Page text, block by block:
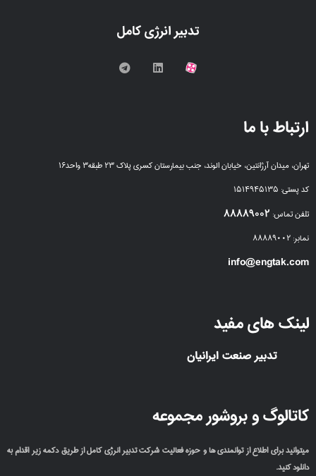
تدبیر انرژی کامل
ارتباط با ما
تهران، میدان آرژانتین، خیابان الوند، جنب بیمارستان کسری پلاک ۲۳ طبقه۳ واحد۱۶
کد پستی: ۱۵۱۴۹۴۵۱۳۵
تلفن تماس: ۸۸۸۸۹۰۰۲
نمابر: ۸۸۸۸۹۰۰۲
info@engtak.com
لینک های مفید
تدبیر صنعت ایرانیان
کاتالوگ و بروشور مجموعه
میتوانید برای اطلاع از توانمندی ها و حوزه فعالیت شرکت تدبیر انرژی کامل از طریق دکمه زیر اقدام به
دانلود کنید.